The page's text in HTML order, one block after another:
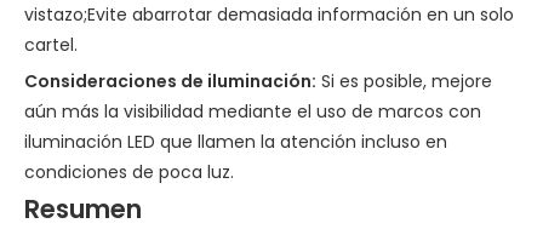
vistazo;Evite abarrotar demasiada información en un solo
cartel.
Consideraciones de iluminación: Si es posible, mejore
aún más la visibilidad mediante el uso de marcos con
iluminación LED que llamen la atención incluso en
condiciones de poca luz.
Resumen